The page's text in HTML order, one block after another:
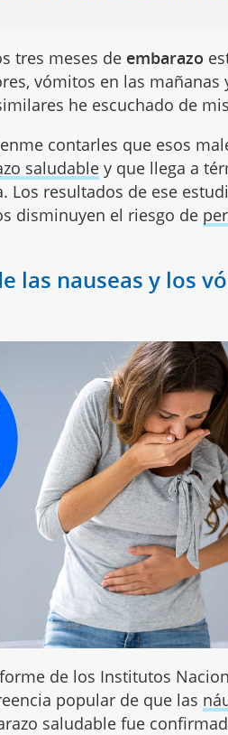
tres meses de embarazo
vómitos en las
he escuchado de
contarles que esos
saludable y que llega a
Los resultados de ese
disminuyen el riesgo de
las nauseas y los
de los Institutos
popular de que las
saludable fue